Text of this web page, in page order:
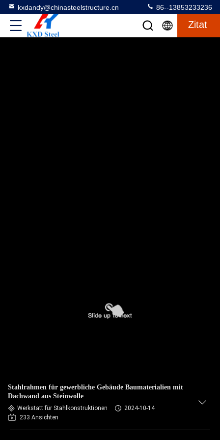
kxdandy@chinasteelstructure.cn 86--13853233236
Zitat
Stahlrahmen für gewerbliche Gebäude Baumaterialien mit
Dachwand aus Steinwolle
Werkstatt für Stahlkonstruktionen
2024-10-14
233 Ansichten